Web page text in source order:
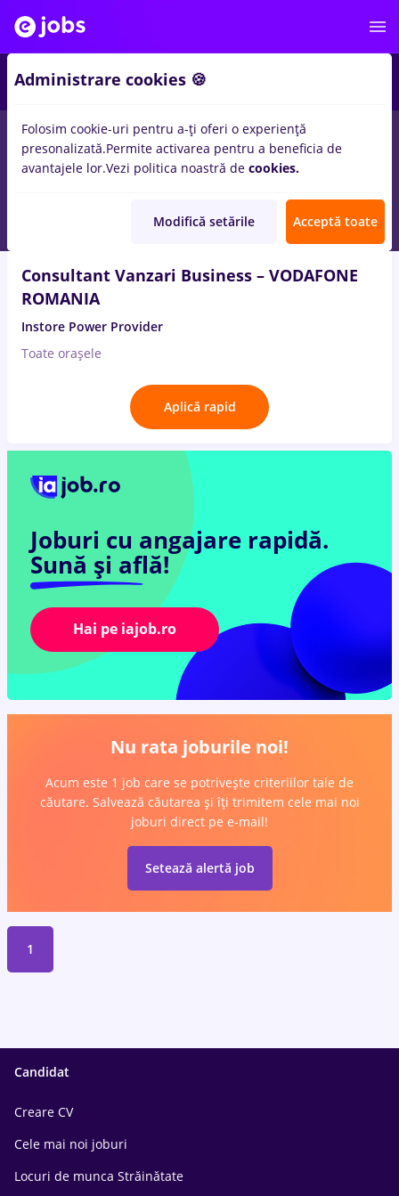
loc de munca in Orsova (Mehedinti)pentruStudent, Entry-
Level (< 2 ani)inBanci
Consultant Vanzari Business – VODAFONE
ROMANIA
Instore Power Provider
Toate oraşele
Aplică rapid
Joburi cu angajare rapidă.
Sună și află!
Hai pe iajob.ro
Nu rata joburile noi!
Acum este 1 job care se potrivește criteriilor tale de
căutare. Salvează căutarea și îți trimitem cele mai noi
joburi direct pe e-mail!
Setează alertă job
1
Candidat
Creare CV
Cele mai noi joburi
Locuri de munca Străinătate
Administrare cookies 🍪
Folosim cookie-uri pentru a-ți oferi o experiență
presonalizată.Permite activarea pentru a beneficia de
avantajele lor.Vezi politica noastră de cookies.
Modifică setările Acceptă toate